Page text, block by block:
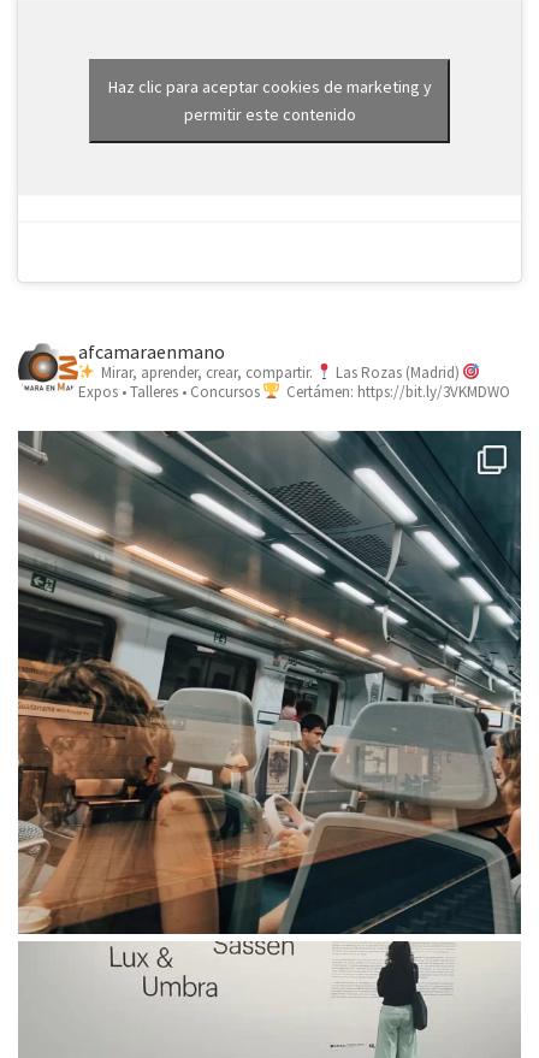
Haz clic para aceptar cookies de marketing y
permitir este contenido
afcamaraenmano
Mirar, aprender, crear, compartir.
Las Rozas (Madrid)
Expos • Talleres • Concursos
Certámen: https://bit.ly/3VKMDWO